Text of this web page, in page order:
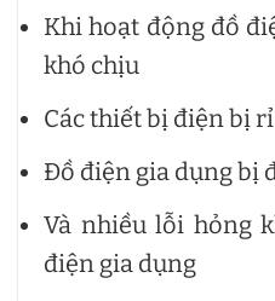
Khi hoạt động đồ
khó chịu
Các thiết bị điện bị
Đồ điện gia dụng bị
Và nhiều lỗi hỏng
điện gia dụng